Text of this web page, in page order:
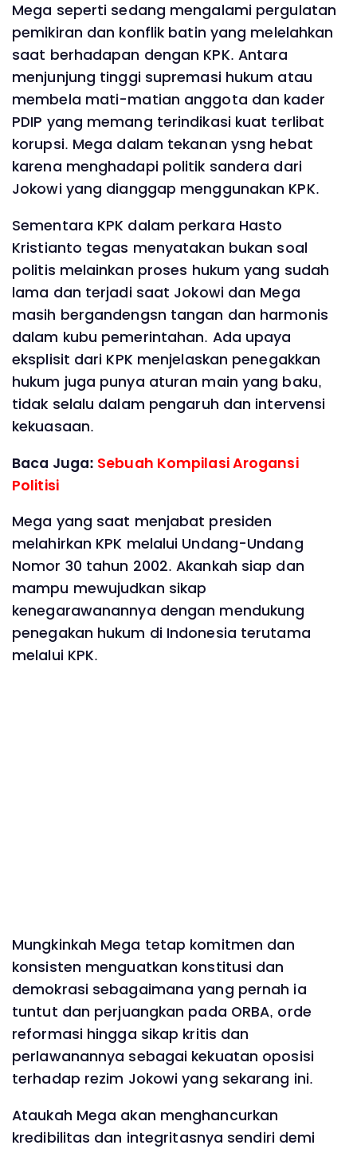
Mega seperti sedang mengalami pergulatan
pemikiran dan konflik batin yang melelahkan
saat berhadapan dengan KPK. Antara
menjunjung tinggi supremasi hukum atau
membela mati-matian anggota dan kader
PDIP yang memang terindikasi kuat terlibat
korupsi. Mega dalam tekanan ysng hebat
karena menghadapi politik sandera dari
Jokowi yang dianggap menggunakan KPK.
Sementara KPK dalam perkara Hasto
Kristianto tegas menyatakan bukan soal
politis melainkan proses hukum yang sudah
lama dan terjadi saat Jokowi dan Mega
masih bergandengsn tangan dan harmonis
dalam kubu pemerintahan. Ada upaya
eksplisit dari KPK menjelaskan penegakkan
hukum juga punya aturan main yang baku,
tidak selalu dalam pengaruh dan intervensi
kekuasaan.
Baca Juga: Sebuah Kompilasi Arogansi
Politisi
Mega yang saat menjabat presiden
melahirkan KPK melalui Undang-Undang
Nomor 30 tahun 2002. Akankah siap dan
mampu mewujudkan sikap
kenegarawanannya dengan mendukung
penegakan hukum di Indonesia terutama
melalui KPK.
Mungkinkah Mega tetap komitmen dan
konsisten menguatkan konstitusi dan
demokrasi sebagaimana yang pernah ia
tuntut dan perjuangkan pada ORBA, orde
reformasi hingga sikap kritis dan
perlawanannya sebagai kekuatan oposisi
terhadap rezim Jokowi yang sekarang ini.
Ataukah Mega akan menghancurkan
kredibilitas dan integritasnya sendiri demi